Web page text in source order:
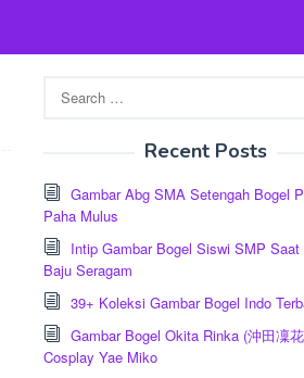
for:
Recent Posts
Gambar Abg SMA Setengah Bogel
Paha Mulus
Intip Gambar Bogel Siswi SMP Saat
Baju Seragam
39+ Koleksi Gambar Bogel Indo
Gambar Bogel Okita Rinka (沖田凜
Cosplay Yae Miko